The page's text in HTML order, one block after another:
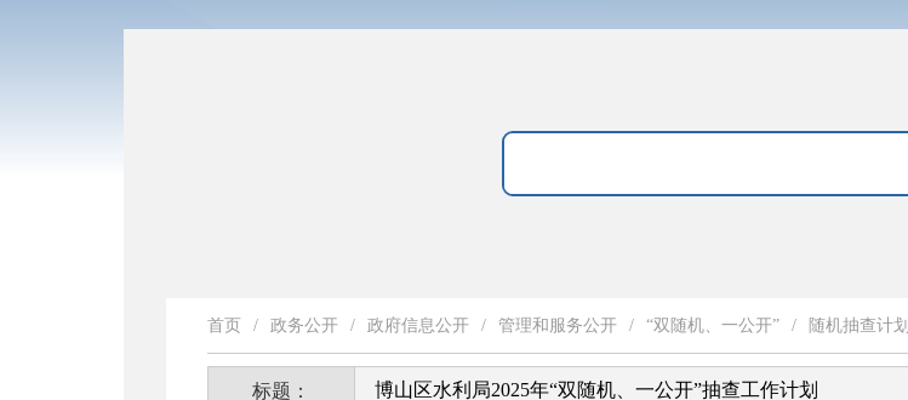
首页 / 政务公开 / 政府信息公开 / 管理和服务公开 / “双随机、一公开” / 随机抽查计划
标题： 博山区水利局2025年“双随机、一公开”抽查工作计划